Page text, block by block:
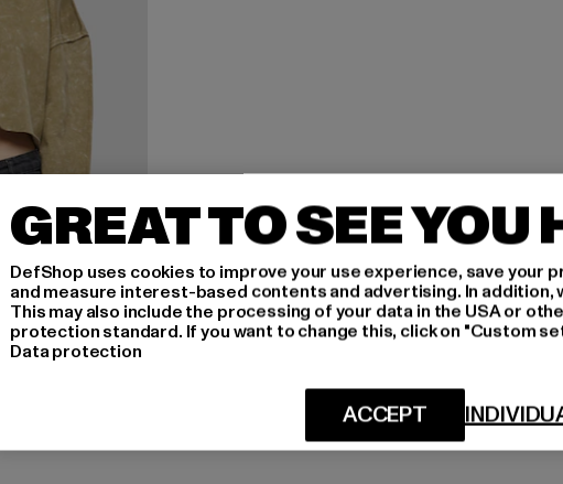
59,99 EUR
GREAT TO SEE YOU
DefShop uses cookies to improve your use experience, save your
and measure interest-based contents and advertising. In
This may also include the processing of your data in the USA or
protection standard. If you want to change this, click on "Custom
Data protection
ACCEPT